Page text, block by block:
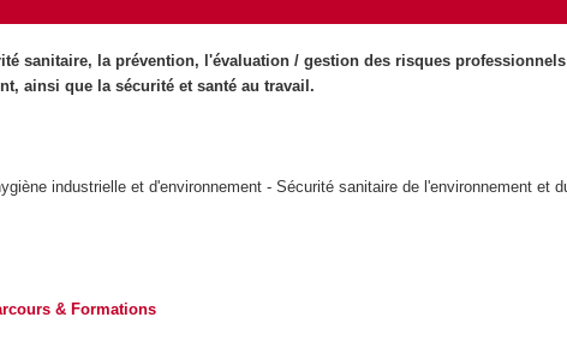
sanitaire, la prévention, l'évaluation / gestion des risques professionnels
ainsi que la sécurité et santé au travail.
industrielle et d'environnement - Sécurité sanitaire de l'environnement et
& Formations